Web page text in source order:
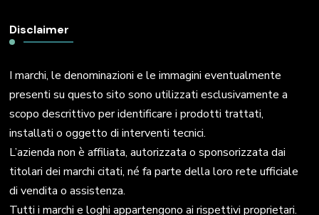
Disclaimer
I marchi, le denominazioni e le immagini eventualmente
presenti su questo sito sono utilizzati esclusivamente a
scopo descrittivo per identificare i prodotti trattati,
installati o oggetto di interventi tecnici.
L’azienda non è affiliata, autorizzata o sponsorizzata dai
titolari dei marchi citati, né fa parte della loro rete ufficiale
di vendita o assistenza.
Tutti i marchi e loghi appartengono ai rispettivi proprietari.